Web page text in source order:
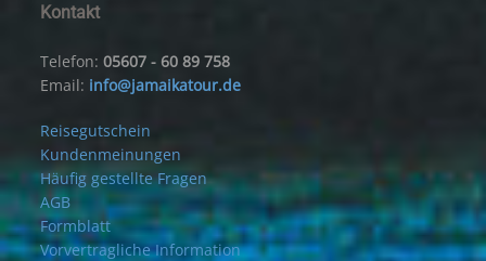
Kontakt
Telefon:05607 - 60 89 758
Email: info@jamaikatour.de
Reisegutschein
Kundenmeinungen
Häufig gestellte Fragen
AGB
Formblatt
Vorvertragliche Information